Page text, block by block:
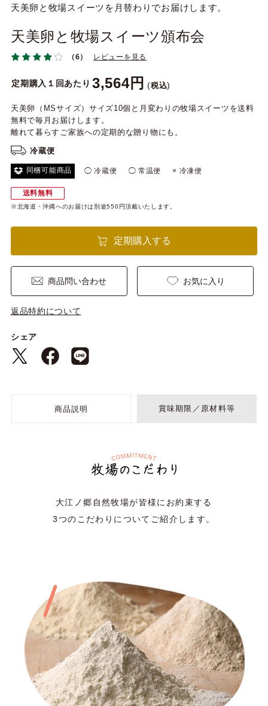
天美卵と牧場スイーツを月替わりでお届けします。
天美卵と牧場スイーツ頒布会
（6） レビューを見る
定期購入１回あたり 3,564 税込
天美卵（MSサイズ）サイズ10個と月変わりの牧場スイーツを送料
無料で毎月お届けします。
離れて暮らすご家族への定期的な贈り物にも。
冷蔵便
同梱可能商品 ◯ 冷蔵便 ◯ 常温便 × 冷凍便
送料無料
※北海道・沖縄へのお届けは別途550円頂戴いたします。
定期購入する
商品問い合わせ お気に入り
返品特約について
シェア
商品説明 賞味期限／原材料等
大江ノ郷自然牧場が皆様にお約束する
3つのこだわりについてご紹介します。